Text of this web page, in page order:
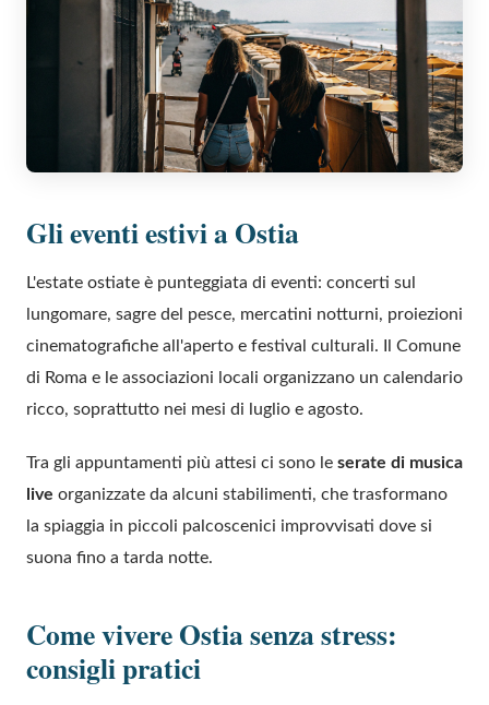
Gli eventi estivi a Ostia
L'estate ostiate è punteggiata di eventi: concerti sul
lungomare, sagre del pesce, mercatini notturni, proiezioni
cinematografiche all'aperto e festival culturali. Il Comune
di Roma e le associazioni locali organizzano un calendario
ricco, soprattutto nei mesi di luglio e agosto.
Tra gli appuntamenti più attesi ci sono le serate di musica
live organizzate da alcuni stabilimenti, che trasformano
la spiaggia in piccoli palcoscenici improvvisati dove si
suona fino a tarda notte.
Come vivere Ostia senza stress:
consigli pratici